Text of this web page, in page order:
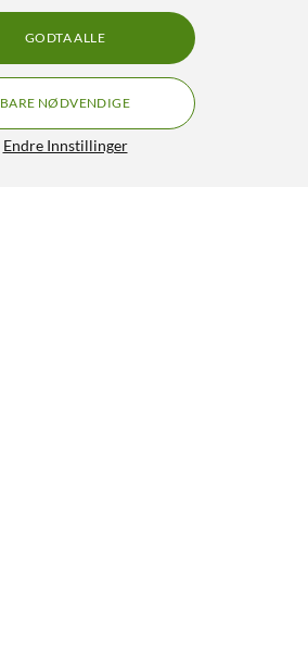
Endre Innstillinger
BARE NØDVENDIGE
GODTA ALLE